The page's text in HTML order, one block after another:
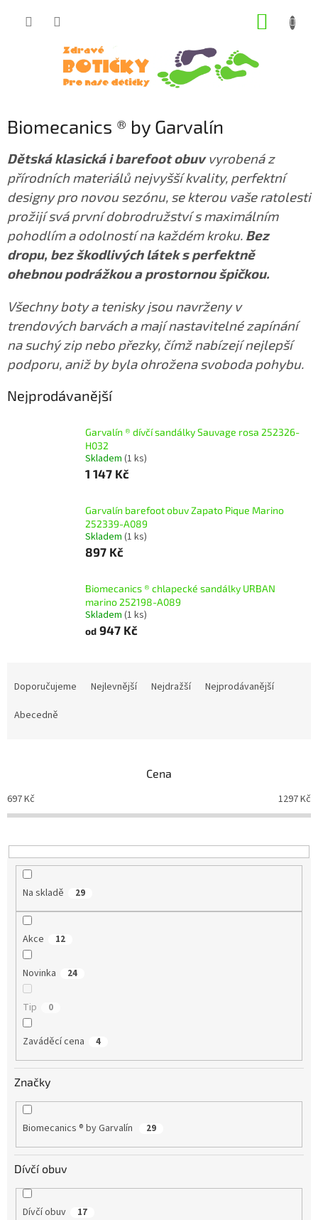
Biomecanics ® by Garvalín
Dětská klasická i barefoot obuvvyrobená z
přírodních materiálů nejvyšší kvality, perfektní
designy pro novou sezónu, se kterou vaše ratolesti
prožijí svá první dobrodružství s maximálním
pohodlím a odolností na každém kroku. Bez
dropu, bez škodlivých látek s perfektně
ohebnou podrážkou a prostornou špičkou.
Všechny boty a tenisky jsou navrženy v
trendových barvách a mají nastavitelné zapínání
na suchý zip nebo přezky, čímž nabízejí nejlepší
podporu, aniž by byla ohrožena svoboda pohybu.
Nejprodávanější
Garvalín ® dívčí sandálky Sauvage rosa 252326-
H032
Skladem (1 ks)
1 147 Kč
Garvalín barefoot obuv Zapato Pique Marino
252339-A089
Skladem (1 ks)
897 Kč
Biomecanics ® chlapecké sandálky URBAN
marino 252198-A089
Skladem (1 ks)
od 947 Kč
o
d
k
t
Doporučujeme Nejlevnější Nejdražší
Nejprodávanější
Abecedně
Cena
697Kč 1297Kč
Na skladě 29
Akce 12
Novinka 24
Tip 0
Zaváděcí cena 4
Značky
Biomecanics ® by Garvalín 29
Dívčí obuv
Dívčí obuv 17